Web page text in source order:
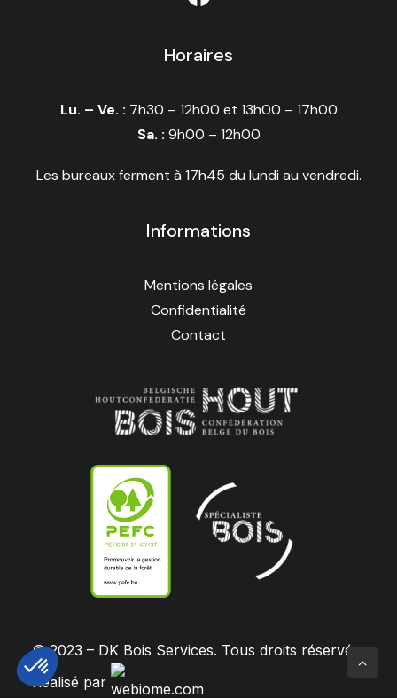
Horaires
Lu. – Ve. : 7h30 – 12h00 et 13h00 – 17h00
Sa. : 9h00 – 12h00
Les bureaux ferment à 17h45 du lundi au vendredi.
Informations
Mentions légales
Confidentialité
Contact
© 2023 – DK Bois Services. Tous droits réservés.
Réalisé par